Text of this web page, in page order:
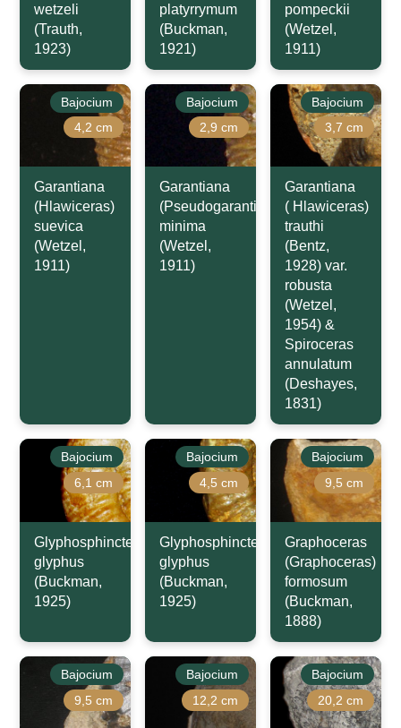
wetzeli
(Trauth,
1923)
platyrrymum
(Buckman,
1921)
pompeckii
(Wetzel,
1911)
Bajocium
4,2 cm
Garantiana
(Hlawiceras)
suevica
(Wetzel,
1911)
Bajocium
2,9 cm
Garantiana
(Pseudogarantiana)
minima
(Wetzel,
1911)
Bajocium
3,7 cm
Garantiana
( Hlawiceras)
trauthi
(Bentz,
1928) var.
robusta
(Wetzel,
1954) &
Spiroceras
annulatum
(Deshayes,
1831)
Bajocium
6,1 cm
Glyphosphinctes
glyphus
(Buckman,
1925)
Bajocium
4,5 cm
Glyphosphinctes
glyphus
(Buckman,
1925)
Bajocium
9,5 cm
Graphoceras
(Graphoceras)
formosum
(Buckman,
1888)
Bajocium
9,5 cm
Bajocium
12,2 cm
Bajocium
20,2 cm